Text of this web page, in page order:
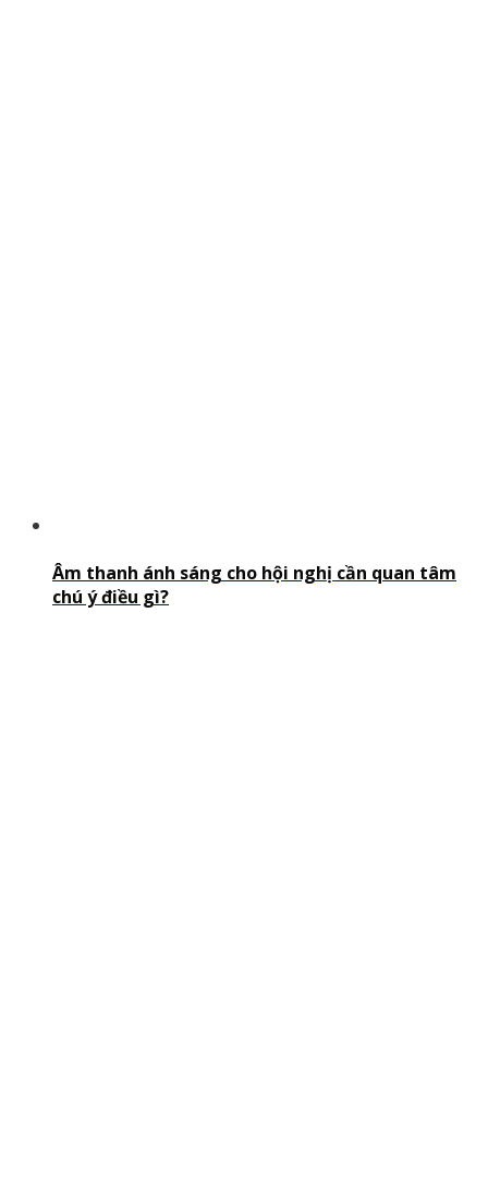
Âm thanh ánh sáng cho hội nghị cần quan tâm
chú ý điều gì?